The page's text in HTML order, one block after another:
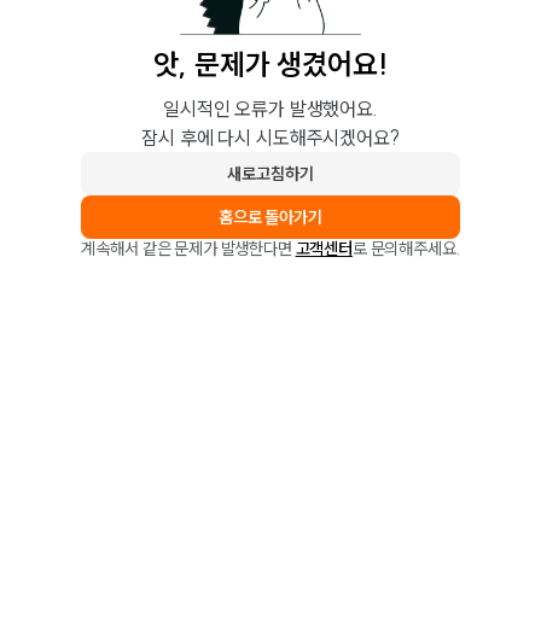
앗, 문제가 생겼어요!
일시적인 오류가 발생했어요.
잠시 후에 다시 시도해주시겠어요?
새로고침하기
홈으로 돌아가기
계속해서 같은 문제가 발생한다면 고객센터로 문의해주세요.